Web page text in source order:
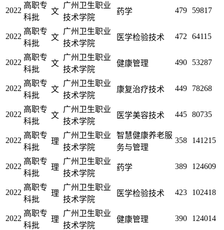
2022
高职专
科批
文
广州卫生职业
技术学院
药学 479 59817
2022
高职专
科批
文
广州卫生职业
技术学院
医学检验技术 472 64115
2022
高职专
科批
文
广州卫生职业
技术学院
健康管理 490 53287
2022
高职专
科批
文
广州卫生职业
技术学院
康复治疗技术 449 78268
2022
高职专
科批
文
广州卫生职业
技术学院
医学美容技术 445 80735
2022
高职专
科批
理
广州卫生职业
技术学院
智慧健康养老服
务与管理
358 141215
2022
高职专
科批
理
广州卫生职业
技术学院
药学 389 124609
2022
高职专
科批
理
广州卫生职业
技术学院
医学检验技术 423 102418
2022
高职专
科批
理
广州卫生职业
技术学院
健康管理 390 124014